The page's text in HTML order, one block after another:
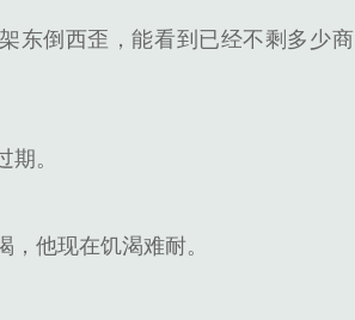
东倒西歪，能看到已经不剩多少商
。
他现在饥渴难耐。